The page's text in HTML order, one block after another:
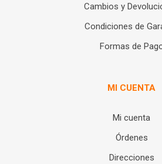
Cambios y
Condiciones de
Formas de
MI CUENTA
Mi cuenta
Órdenes
Direcciones